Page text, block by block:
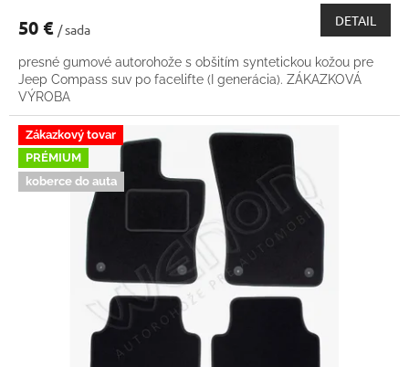
50 € / sada
DETAIL
presné gumové autorohože s obšitím syntetickou kožou pre
Jeep Compass suv po facelifte (I generácia). ZÁKAZKOVÁ
VÝROBA
Zákazkový tovar
PRÉMIUM
koberce do auta